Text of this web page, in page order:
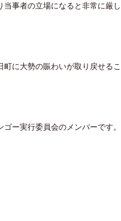
事者の立場になると非常に厳し
に大勢の賑わいが取り戻せるこ
ー実行委員会のメンバーです。